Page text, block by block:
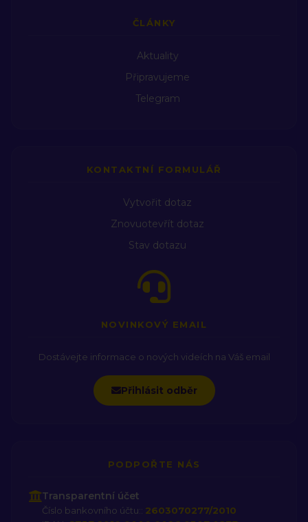
ČLÁNKY
Aktuality
Připravujeme
Telegram
KONTAKTNÍ FORMULÁŘ
Vytvořit dotaz
Znovuotevřít dotaz
Stav dotazu
NOVINKOVÝ EMAIL
Dostávejte informace o nových videích na Váš email
Přihlásit odběr
PODPOŘTE NÁS
Transparentní účet
Číslo bankovního účtu:: 2603070277/2010